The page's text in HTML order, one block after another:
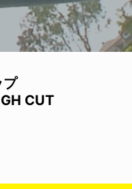
プ
CUT